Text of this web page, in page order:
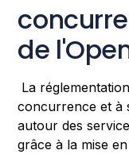
de
La
concurrence et à
autour des
grâce à la mise